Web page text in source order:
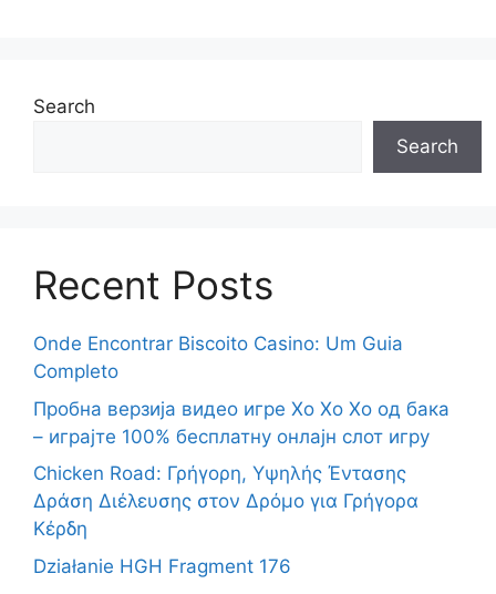
Search
Search
Recent Posts
Onde Encontrar Biscoito Casino: Um Guia
Completo
Пробна верзија видео игре Хо Хо Хо од бака
– играјте 100% бесплатну онлајн слот игру
Chicken Road: Γρήγορη, Υψηλής Έντασης
Δράση Διέλευσης στον Δρόμο για Γρήγορα
Κέρδη
Działanie HGH Fragment 176